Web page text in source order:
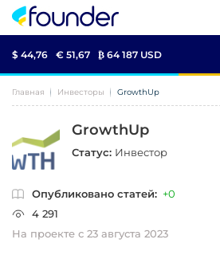
$ 44,76 € 51,67 ₿ 64 187 USD
Главная Инвесторы GrowthUp
GrowthUp
Статус: Инвестор
Опубликовано статей: +0
4 291
На проекте с 23 августа 2023